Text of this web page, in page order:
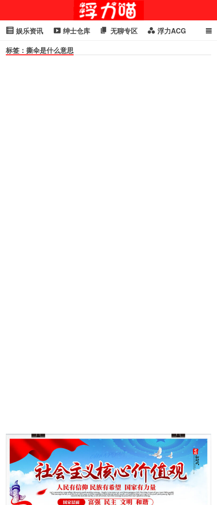
娱乐资讯 绅士仓库 无聊专区 浮力ACG
浮力GIF 明星头条
标签：撕伞是什么意思